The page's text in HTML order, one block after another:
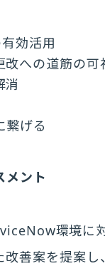
効活用
改への道筋の可
消
繋げる
ント
環境に
改善案を提案